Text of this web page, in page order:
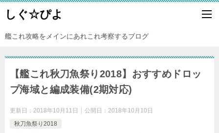
しぐ☆ぴよ
艦これ攻略をメインにあれこれ考察するブログ
【艦これ秋刀魚祭り2018】おすすめドロッ
プ海域と編成装備(2期対応)
更新日： 2018年10月11日 公開日： 2018年10月10日
秋刀魚祭り2018